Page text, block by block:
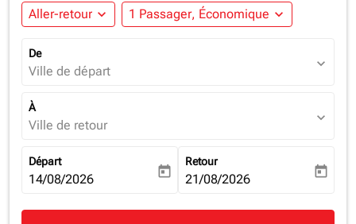
Aller-retour expand_more 1 Passager, Économique expand_more
De
Ville de départ expand_more
À
Ville de retour expand_more
Départ
fc-booking-departure-date-aria-label
14/08/2026 today
Retour
fc-booking-return-date-aria-
21/08/2026 today